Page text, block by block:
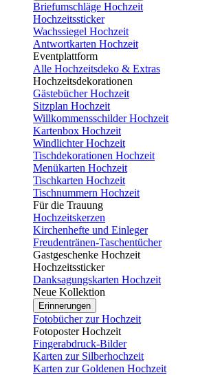
Briefumschläge Hochzeit
Hochzeitssticker
Wachssiegel Hochzeit
Antwortkarten Hochzeit
Eventplattform
Alle Hochzeitsdeko & Extras
Hochzeitsdekorationen
Gästebücher Hochzeit
Sitzplan Hochzeit
Willkommensschilder Hochzeit
Kartenbox Hochzeit
Windlichter Hochzeit
Tischdekorationen Hochzeit
Menükarten Hochzeit
Tischkarten Hochzeit
Tischnummern Hochzeit
Für die Trauung
Hochzeitskerzen
Kirchenhefte und Einleger
Freudentränen-Taschentücher
Gastgeschenke Hochzeit
Hochzeitssticker
Danksagungskarten Hochzeit
Neue Kollektion
Erinnerungen
Fotobücher zur Hochzeit
Fotoposter Hochzeit
Fingerabdruck-Bilder
Karten zur Silberhochzeit
Karten zur Goldenen Hochzeit